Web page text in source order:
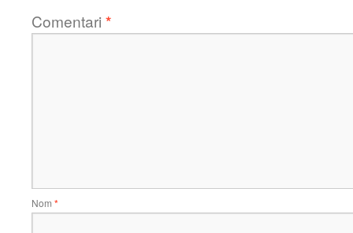
Comentari *
Nom *